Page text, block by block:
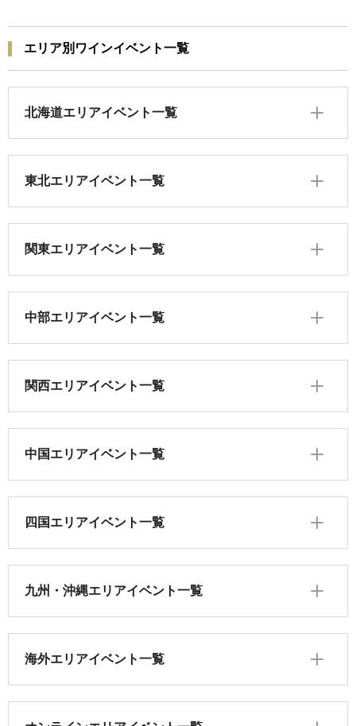
エリア別ワインイベント一覧
北海道エリアイベント一覧
東北エリアイベント一覧
関東エリアイベント一覧
中部エリアイベント一覧
関西エリアイベント一覧
中国エリアイベント一覧
四国エリアイベント一覧
九州・沖縄エリアイベント一覧
海外エリアイベント一覧